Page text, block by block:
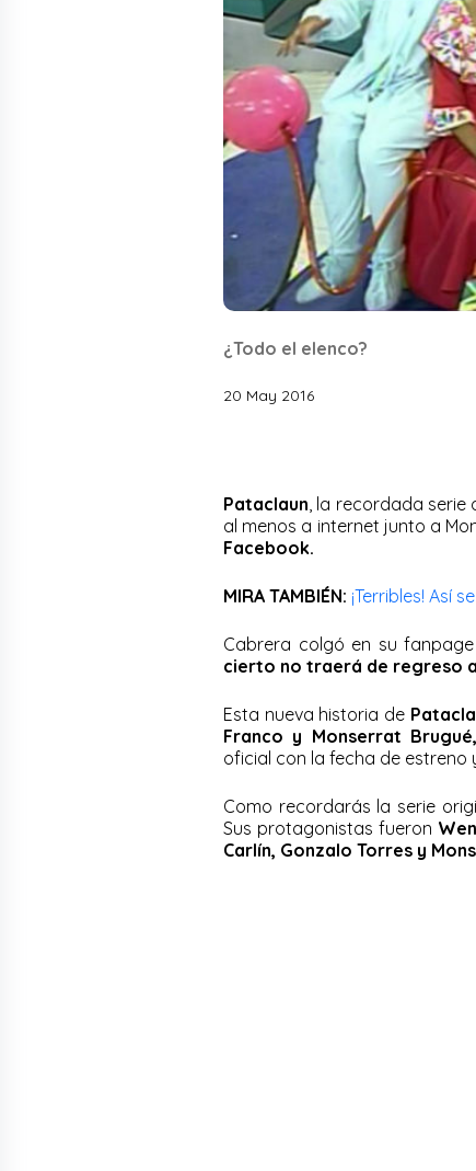
¿Todo el elenco?
20 May 2016
Pataclaun , la recordada
al menos a internet junto a
Facebook.
MIRA TAMBIÉN: ¡Terribles! Así
Cabrera colgó en su
cierto no traerá de regreso
Esta nueva historia de
Franco y Monserrat
oficial con la fecha de estreno
Como recordarás la serie
Sus protagonistas fueron
Carlín, Gonzalo Torres y